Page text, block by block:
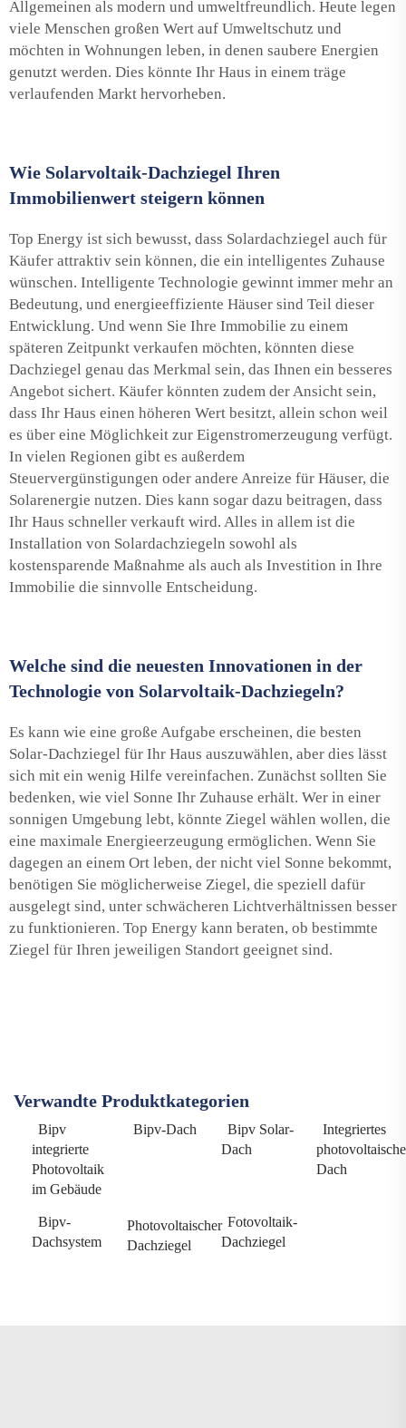
Allgemeinen als modern und umweltfreundlich. Heute legen
viele Menschen großen Wert auf Umweltschutz und
möchten in Wohnungen leben, in denen saubere Energien
genutzt werden. Dies könnte Ihr Haus in einem träge
verlaufenden Markt hervorheben.
Wie Solarvoltaik-Dachziegel Ihren
Immobilienwert steigern können
Top Energy ist sich bewusst, dass Solardachziegel auch für
Käufer attraktiv sein können, die ein intelligentes Zuhause
wünschen. Intelligente Technologie gewinnt immer mehr an
Bedeutung, und energieeffiziente Häuser sind Teil dieser
Entwicklung. Und wenn Sie Ihre Immobilie zu einem
späteren Zeitpunkt verkaufen möchten, könnten diese
Dachziegel genau das Merkmal sein, das Ihnen ein besseres
Angebot sichert. Käufer könnten zudem der Ansicht sein,
dass Ihr Haus einen höheren Wert besitzt, allein schon weil
es über eine Möglichkeit zur Eigenstromerzeugung verfügt.
In vielen Regionen gibt es außerdem
Steuervergünstigungen oder andere Anreize für Häuser, die
Solarenergie nutzen. Dies kann sogar dazu beitragen, dass
Ihr Haus schneller verkauft wird. Alles in allem ist die
Installation von Solardachziegeln sowohl als
kostensparende Maßnahme als auch als Investition in Ihre
Immobilie die sinnvolle Entscheidung.
Welche sind die neuesten Innovationen in der
Technologie von Solarvoltaik-Dachziegeln?
Es kann wie eine große Aufgabe erscheinen, die besten
Solar-Dachziegel für Ihr Haus auszuwählen, aber dies lässt
sich mit ein wenig Hilfe vereinfachen. Zunächst sollten Sie
bedenken, wie viel Sonne Ihr Zuhause erhält. Wer in einer
sonnigen Umgebung lebt, könnte Ziegel wählen wollen, die
eine maximale Energieerzeugung ermöglichen. Wenn Sie
dagegen an einem Ort leben, der nicht viel Sonne bekommt,
benötigen Sie möglicherweise Ziegel, die speziell dafür
ausgelegt sind, unter schwächeren Lichtverhältnissen besser
zu funktionieren. Top Energy kann beraten, ob bestimmte
Ziegel für Ihren jeweiligen Standort geeignet sind.
Verwandte Produktkategorien
Bipv
integrierte
Photovoltaik
im Gebäude
Bipv-Dach
Bipv Solar-
Dach
Integriertes
Dach
Bipv-
Dachsystem
Photovoltaischer
Dachziegel
Fotovoltaik-
Dachziegel